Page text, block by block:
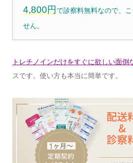
4,800円 で診察料無料なので、
せん。
トレチノインだけをすぐに欲しい面倒
スです。使い方も本当に簡単です。